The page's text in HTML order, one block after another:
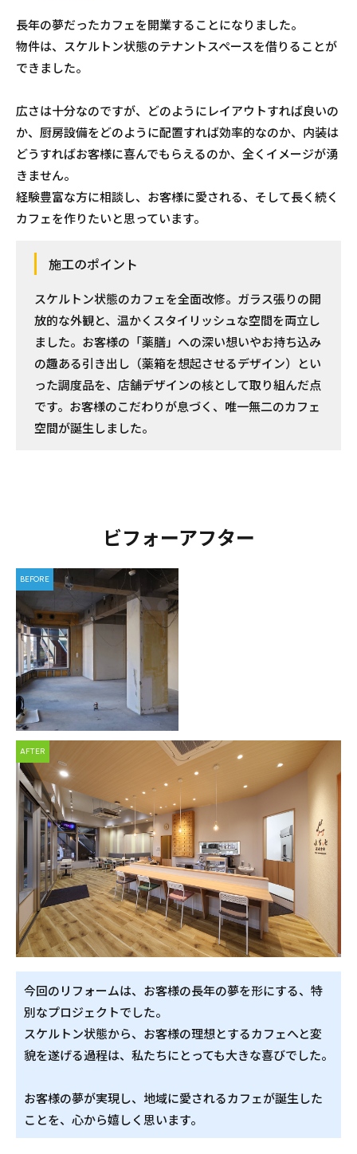
長年の夢だったカフェを開業することになりました。
物件は、スケルトン状態のテナントスペースを借りることが
できました。
広さは十分なのですが、どのようにレイアウトすれば良いの
か、厨房設備をどのように配置すれば効率的なのか、内装は
どうすればお客様に喜んでもらえるのか、全くイメージが湧
きません。
経験豊富な方に相談し、お客様に愛される、そして長く続く
カフェを作りたいと思っています。
施工のポイント
スケルトン状態のカフェを全面改修。ガラス張りの開
放的な外観と、温かくスタイリッシュな空間を両立し
ました。お客様の「薬膳」への深い想いやお持ち込み
の趣ある引き出し（薬箱を想起させるデザイン）とい
った調度品を、店舗デザインの核として取り組んだ点
です。お客様のこだわりが息づく、唯一無二のカフェ
空間が誕生しました。
ビフォーアフター
BEFORE
AFTER
今回のリフォームは、お客様の長年の夢を形にする、特
別なプロジェクトでした。
スケルトン状態から、お客様の理想とするカフェへと変
貌を遂げる過程は、私たちにとっても大きな喜びでした。
お客様の夢が実現し、地域に愛されるカフェが誕生した
ことを、心から嬉しく思います。